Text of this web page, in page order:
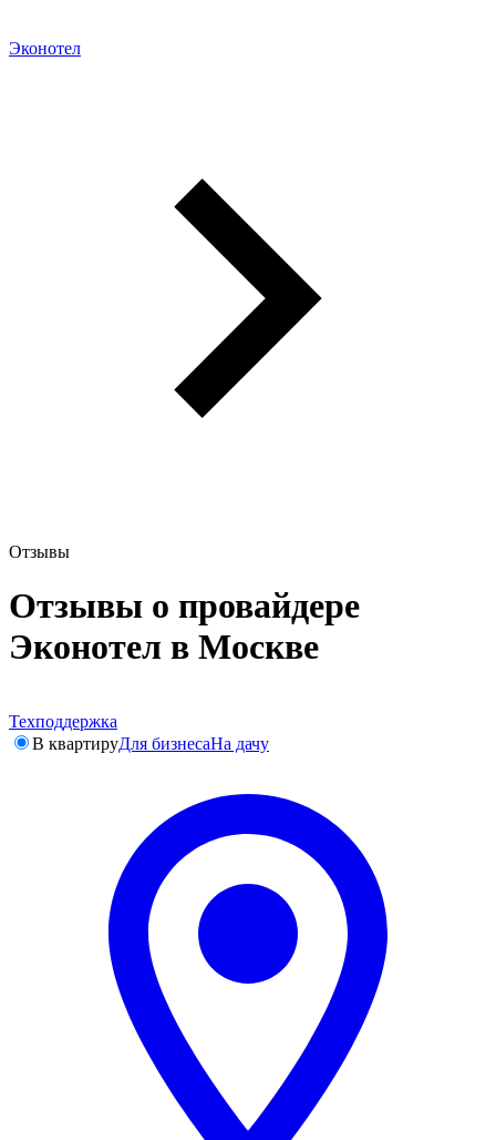
Эконотел
Отзывы
Отзывы о провайдере
Эконотел в Москве
Техподдержка
В квартируДля бизнесаНа дачу